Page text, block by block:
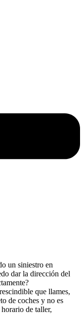
un siniestro en
dar la dirección del
que llames,
de coches y no es
de taller,